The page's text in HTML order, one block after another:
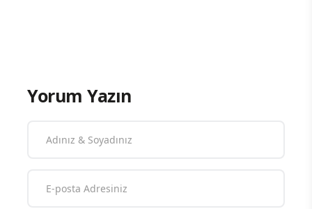
ve Gençlik Merkezinde de çorba ikramı